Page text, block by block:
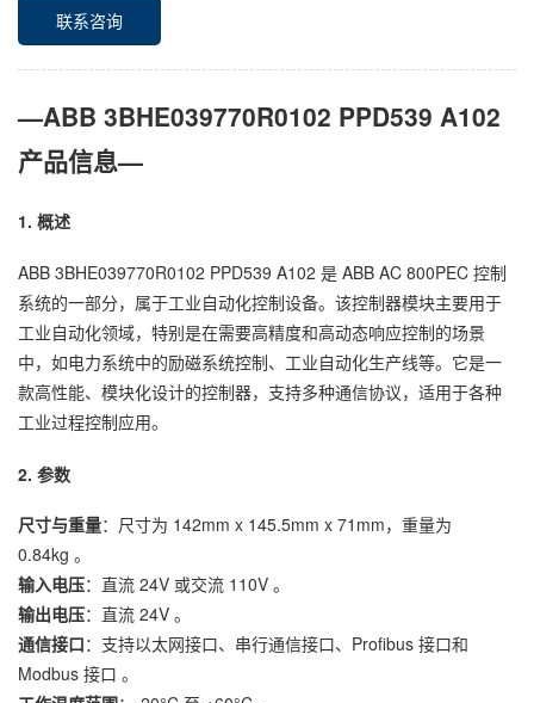
联系咨询
—ABB 3BHE039770R0102 PPD539 A102
产品信息—
1. 概述
ABB 3BHE039770R0102 PPD539 A102 是 ABB AC 800PEC 控制
系统的一部分，属于工业自动化控制设备。该控制器模块主要用于
工业自动化领域，特别是在需要高精度和高动态响应控制的场景
中，如电力系统中的励磁系统控制、工业自动化生产线等。它是一
款高性能、模块化设计的控制器，支持多种通信协议，适用于各种
工业过程控制应用。
2. 参数
尺寸与重量：尺寸为 142mm x 145.5mm x 71mm，重量为
0.84kg 。
输入电压：直流 24V 或交流 110V 。
输出电压：直流 24V 。
通信接口：支持以太网接口、串行通信接口、Profibus 接口和
Modbus 接口 。